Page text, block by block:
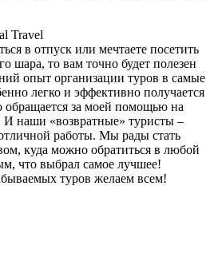
Travel
в отпуск или мечтаете посетить
шара, то вам точно будет полезен
опыт организации туров в самые
легко и эффективно получается
обращается за моей помощью на
наши «возвратные» туристы –
отличной работы. Мы рады стать
куда можно обратиться в любой
что выбрал самое лучшее!
туров желаем всем!